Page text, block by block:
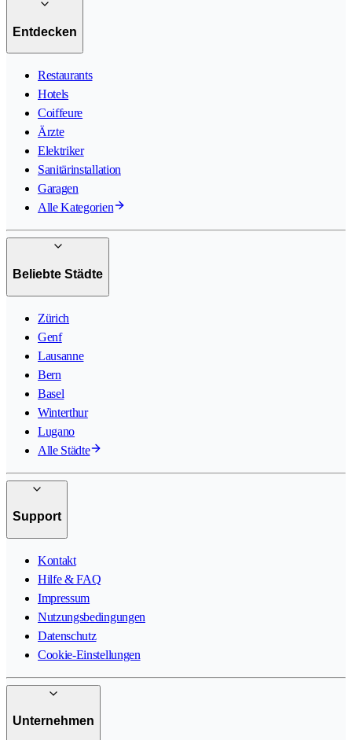
Entdecken
Restaurants
Hotels
Coiffeure
Ärzte
Elektriker
Sanitärinstallation
Garagen
Alle Kategorien
Beliebte Städte
Zürich
Genf
Lausanne
Bern
Basel
Winterthur
Lugano
Alle Städte
Support
Kontakt
Hilfe & FAQ
Impressum
Nutzungsbedingungen
Datenschutz
Cookie-Einstellungen
Unternehmen